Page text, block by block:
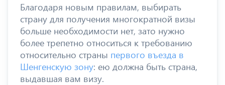
Благодаря новым правилам, выбирать
страну для получения многократной визы
больше необходимости нет, зато нужно
более трепетно относиться к требованию
относительно страны первого въезда в
Шенгенскую зону: ею должна быть страна,
выдавшая вам визу.